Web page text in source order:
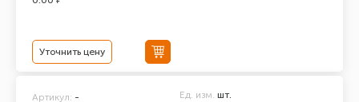
Уточнить цену
Артикул: - Ед. изм. шт.